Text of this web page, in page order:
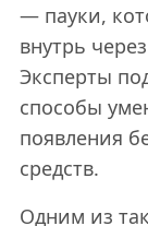
— пауки,
внутрь
Эксперты
способы
появления
средств.
Одним из